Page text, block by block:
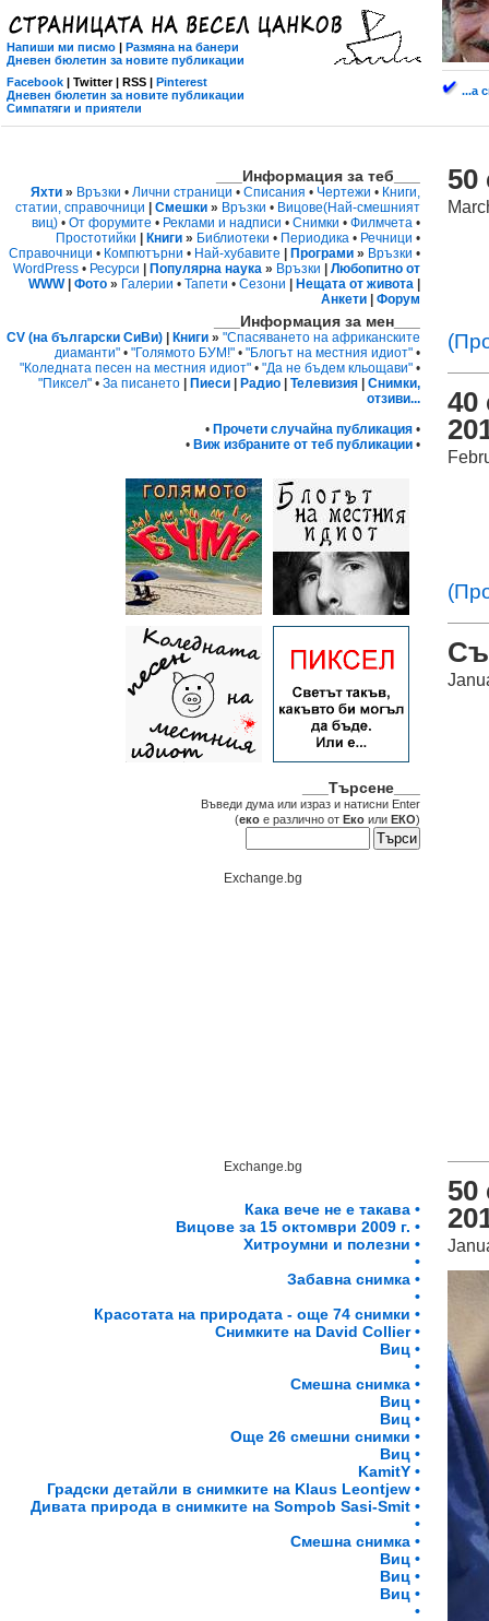
Напиши ми писмо | Размяна на банери
Дневен бюлетин за новите публикации
Facebook | Twitter | RSS | Pinterest
Дневен бюлетин за новите публикации
Симпатяги и приятели
...а
50
40
50
___Информация за теб___
Яхти » Връзки • Лични страници • Списания • Чертежи • Книги,
статии, справочници
Смешки » Връзки • Вицове(Най-смешният
виц) • От форумите • Реклами и надписи • Снимки • Филмчета •
Простотийки
Книги » Библиотеки • Периодика • Речници •
Справочници • Компютърни • Най-хубавите Програми » Връзки •
WordPress • Ресурси Популярна наука » Връзки
Любопитно от
WWW| Фото » Галерии • Тапети • Сезони Нещата от живота
Анкети
Форум
___Информация за мен___
CV (на български СиВи) Книги » "Спасяването на африканските
диаманти" • "Голямото БУМ!" • "Блогът на местния идиот" •
"Коледната песен на местния идиот" • "Да не бъдем кльощави" •
"Пиксел" • За писането Пиеси Радио Телевизия
Снимки,
отзиви...
• Прочети случайна публикация •
• Виж избраните от теб публикации •
___Търсене___
Въведи дума или израз и натисни Enter
(еко е различно от Еко или ЕКО)
Exchange.bg
Exchange.bg
Кака вече не е такава •
Вицове за 15 октомври 2009 г. •
Хитроумни и полезни •
•
Забавна снимка •
•
Красотата на природата - още 74 снимки •
Снимките на David Collier •
Виц •
•
Смешна снимка •
Виц •
Виц •
Още 26 смешни снимки •
Виц •
KamitY •
Градски детайли в снимките на Klaus Leontjew •
Дивата природа в снимките на Sompob Sasi-Smit •
•
Смешна снимка •
Виц •
Виц •
Виц •
•